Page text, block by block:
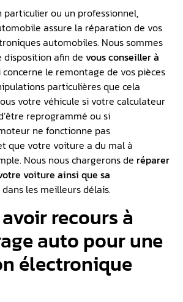
particulier ou un professionnel,
assure la réparation de vos
automobiles. Nous sommes
afin de vous conseiller à
concerne le remontage de vos pièces
particulières que cela
votre véhicule si votre calculateur
reprogrammé ou si
ne fonctionne pas
que votre voiture a du mal à
Nous nous chargerons de réparer
voiture ainsi que sa
dans les meilleurs délais.
recours à
auto pour une
électronique